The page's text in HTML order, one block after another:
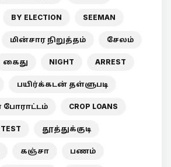
BY ELECTION SEEMAN
மின்சார நிறுத்தம் சேலம்
கைது NIGHT ARREST
பயிர்க்கடன் தள்ளுபடி
போராட்டம் CROP LOANS
தூத்துக்குடி
கஞ்சா பணம்